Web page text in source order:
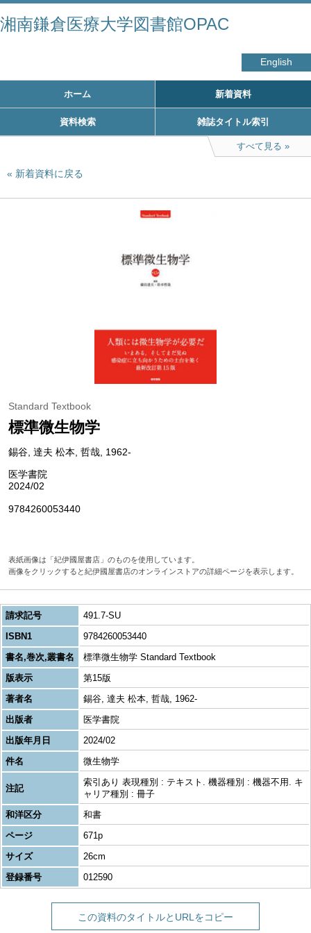
湘南鎌倉医療大学図書館OPAC
English
ホーム 新着資料
資料検索 雑誌タイトル索引
すべて見る
新着資料に戻る
Standard Textbook
標準微生物学
錫谷, 達夫 松本, 哲哉, 1962-
医学書院
2024/02
9784260053440
表紙画像は「紀伊國屋書店」のものを使用しています。
画像をクリックすると紀伊國屋書店のオンラインストアの詳細ページを表示します。
請求記号
491.7-SU
ISBN1
9784260053440
書名,巻次,叢書名
標準微生物学 Standard Textbook
版表示
第15版
著者名
錫谷, 達夫 松本, 哲哉, 1962-
出版者
医学書院
出版年月日
2024/02
件名
微生物学
注記
索引あり 表現種別 : テキスト. 機器種別 : 機器不用. キ
ャリア種別 : 冊子
和洋区分
和書
ページ
671p
サイズ
26cm
登録番号
012590
この資料のタイトルとURLをコピー